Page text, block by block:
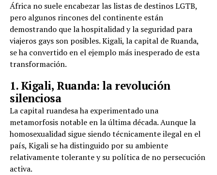
África no suele encabezar las listas de destinos LGTB,
pero algunos rincones del continente están
demostrando que la hospitalidad y la seguridad para
viajeros gays son posibles. Kigali, la capital de Ruanda,
se ha convertido en el ejemplo más inesperado de esta
transformación.
1. Kigali, Ruanda: la revolución
silenciosa
La capital ruandesa ha experimentado una
metamorfosis notable en la última década. Aunque la
homosexualidad sigue siendo técnicamente ilegal en el
país, Kigali se ha distinguido por su ambiente
relativamente tolerante y su política de no persecución
activa.